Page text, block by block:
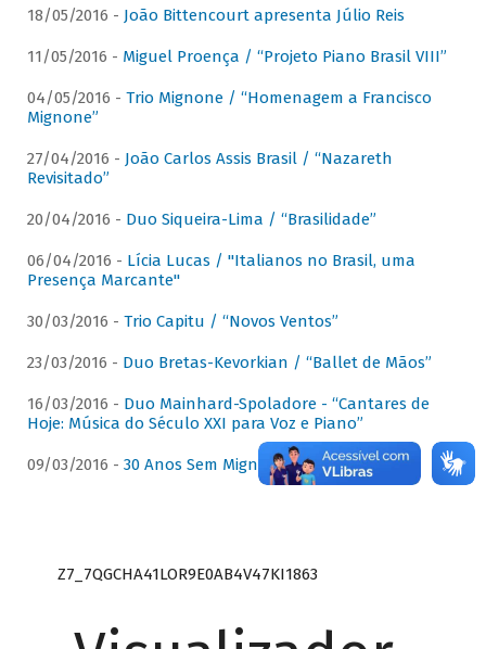
18/05/2016 - João Bittencourt apresenta Júlio Reis
11/05/2016 - Miguel Proença / “Projeto Piano Brasil VIII”
04/05/2016 - Trio Mignone / “Homenagem a Francisco
Mignone”
27/04/2016 - João Carlos Assis Brasil / “Nazareth
Revisitado”
20/04/2016 - Duo Siqueira-Lima / “Brasilidade”
06/04/2016 - Lícia Lucas / "Italianos no Brasil, uma
Presença Marcante"
30/03/2016 - Trio Capitu / “Novos Ventos”
23/03/2016 - Duo Bretas-Kevorkian / “Ballet de Mãos”
16/03/2016 - Duo Mainhard-Spoladore - “Cantares de
Hoje: Música do Século XXI para Voz e Piano”
09/03/2016 - 30 Anos Sem Mignone
Z7_7QGCHA41LOR9E0AB4V47KI1863